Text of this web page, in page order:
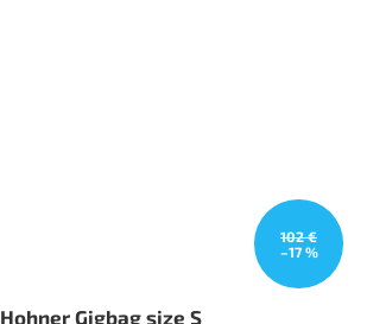
102 €
–17 %
Hohner Gigbag size S